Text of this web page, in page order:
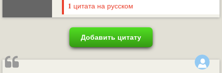
1 цитата на русском
Добавить цитату